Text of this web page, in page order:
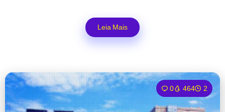
Leia Mais
0 464 2